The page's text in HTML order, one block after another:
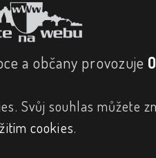
a občany provozuje
Svůj souhlas můžete
cookies.